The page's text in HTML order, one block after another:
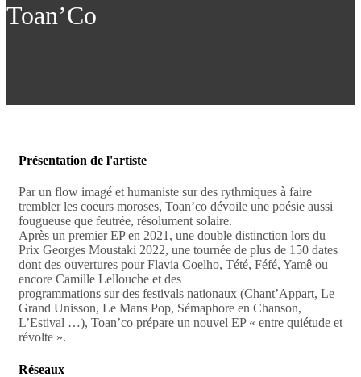
Toan’Co
Présentation de l'artiste
Par un flow imagé et humaniste sur des rythmiques à faire
trembler les coeurs moroses, Toan’co dévoile une poésie aussi
fougueuse que feutrée, résolument solaire.
Après un premier EP en 2021, une double distinction lors du
Prix Georges Moustaki 2022, une tournée de plus de 150 dates
dont des ouvertures pour Flavia Coelho, Tété, Féfé, Yamê ou
encore Camille Lellouche et des
programmations sur des festivals nationaux (Chant’Appart, Le
Grand Unisson, Le Mans Pop, Sémaphore en Chanson,
L’Estival …), Toan’co prépare un nouvel EP « entre quiétude et
révolte ».
Réseaux